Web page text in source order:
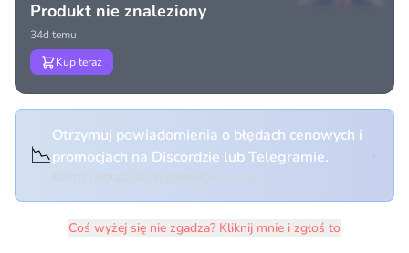
Produkt nie znaleziony
34d temu
Kup teraz
📉
Otrzymuj powiadomienia o błędach cenowych i
promocjach na Discordzie lub Telegramie.
Coś wyżej się nie zgadza? Kliknij mnie i zgłoś to